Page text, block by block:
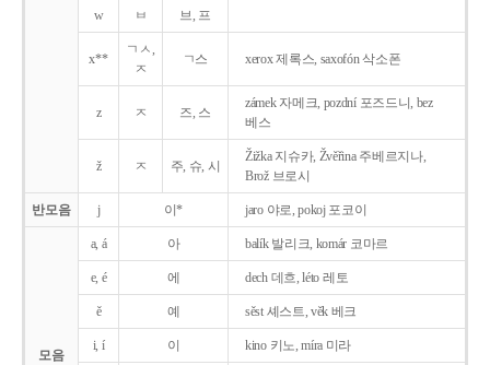
w ㅂ 브, 프
x**
ㄱㅅ,
ㅈ
ㄱ스 xerox 제록스, saxofón 삭소폰
z ㅈ 즈, 스
zámek 자메크, pozdní 포즈드니, bez
베스
ž ㅈ 주, 슈, 시
Žižka 지슈카, Žvěřina 주베르지나,
Brož 브로시
반모음 j 이* jaro 야로, pokoj 포코이
모음
a, á 아 balík 발리크, komár 코마르
e, é 에 dech 데흐, léto 레토
ě 예 sěst 셰스트, věk 베크
i, í 이 kino 키노, míra 미라